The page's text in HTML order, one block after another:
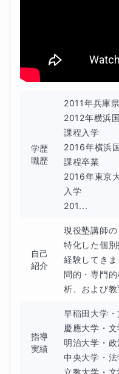
下のようになります。
①解説を先に理解し
②音読で何度も練習を
③最後に復習として
問題を解くことに時間
す。その代わりになぜ
り、疑問点として残る
導の際に深掘りをする
ってしまう状態を防ぎ
通常、こうした英文法
学歴
職歴
2011年兵庫
2012年横浜
課程入学
2016年横浜
課程卒業
2016年東京
入学
201...
自己
紹介
現役塾講師
特化した個
経験してき
問的・専門
析、および
指導
実績
早稲田大学
慶應大学・
明治大学・
中央大学・法